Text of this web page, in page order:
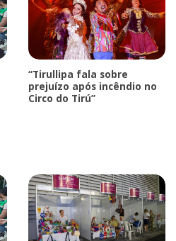
“Tirullipa fala sobre
prejuízo após incêndio no
Circo do Tirú”